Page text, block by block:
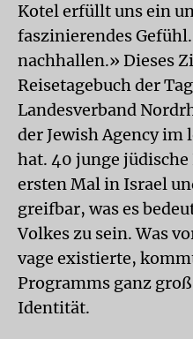
Kotel erfüllt uns ein
faszinierendes
nachhallen.» Dieses
Reisetagebuch der
Landesverband
der Jewish Agency
hat. 40 junge
ersten Mal in Israel
greifbar, was es
Volkes zu sein. Was
vage existierte,
Programms ganz
Identität.